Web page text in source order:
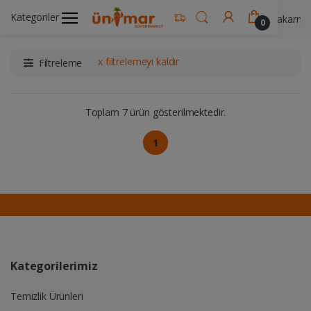
Kategoriler 0
Ünimar Anasayfa Gıda & Yemek Ürünleri Makarna
Filtreleme x filtrelemeyi kaldır
Toplam 7 ürün gösterilmektedir.
1
Kategorilerimiz
Temizlik Ürünleri